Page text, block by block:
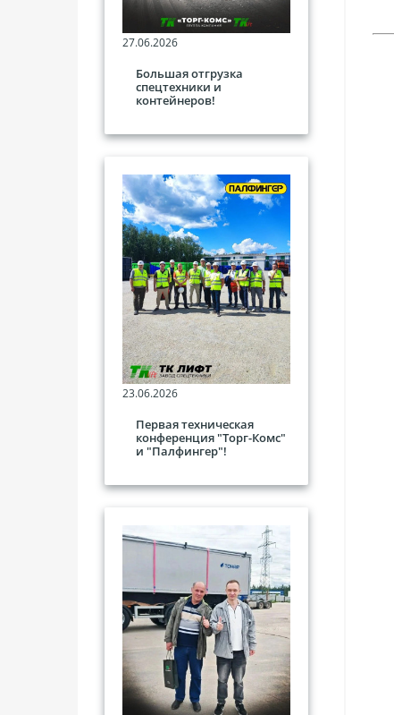
27.06.2026
Большая отгрузка
спецтехники и
контейнеров!
23.06.2026
Первая техническая
конференция "Торг-Комс"
и "Палфингер"!